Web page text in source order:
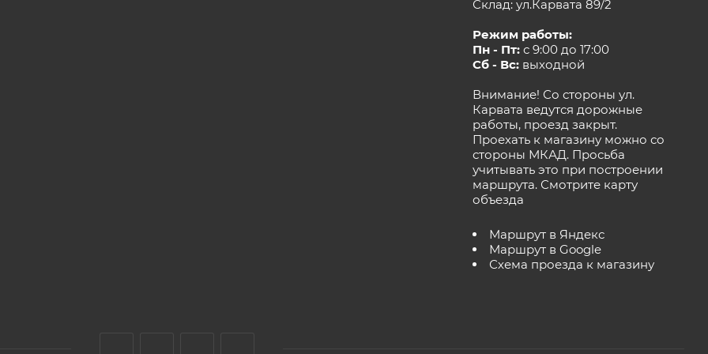
Склад: ул.Карвата 89/2
Режим работы:
Пн - Пт:с 9:00 до 17:00
Сб - Вс:выходной
Внимание! Со стороны ул.
Карвата ведутся дорожные
работы, проезд закрыт.
Проехать к магазину можно со
стороны МКАД. Просьба
учитывать это при построении
маршрута. Смотрите карту
объезда
Маршрут в Яндекс
Маршрут в Google
Схема проезда к магазину